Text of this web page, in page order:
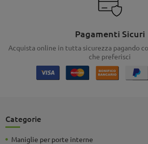
Pagamenti Sicuri
Acquista online in tutta sicurezza pagando
che preferisci
Categorie
Maniglie per porte interne